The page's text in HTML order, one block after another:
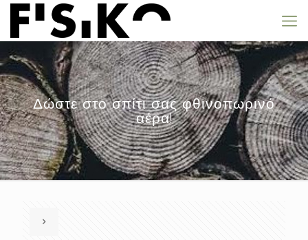
Δώστε στο σπίτι σας φθινοπωρινό
αέρα!